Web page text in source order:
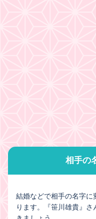
相手の
結婚などで相手の名字に
ります。『笹川雄貴』